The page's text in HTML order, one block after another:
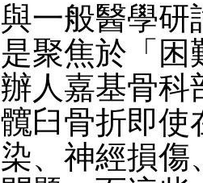
與一般醫學研
是聚焦於「困
辦人嘉基骨科
髖臼骨折即使
染、神經損傷